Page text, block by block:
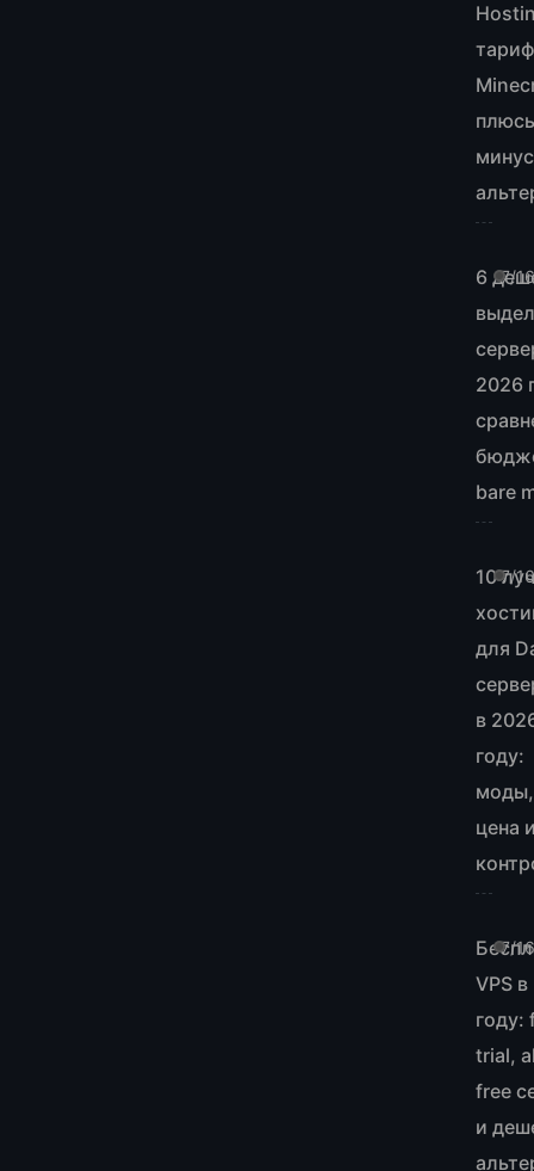
7/
6
2026
bare
7/
10
для
в
году:
моды,
цена
7/
VPS
году:
trial,
free
и